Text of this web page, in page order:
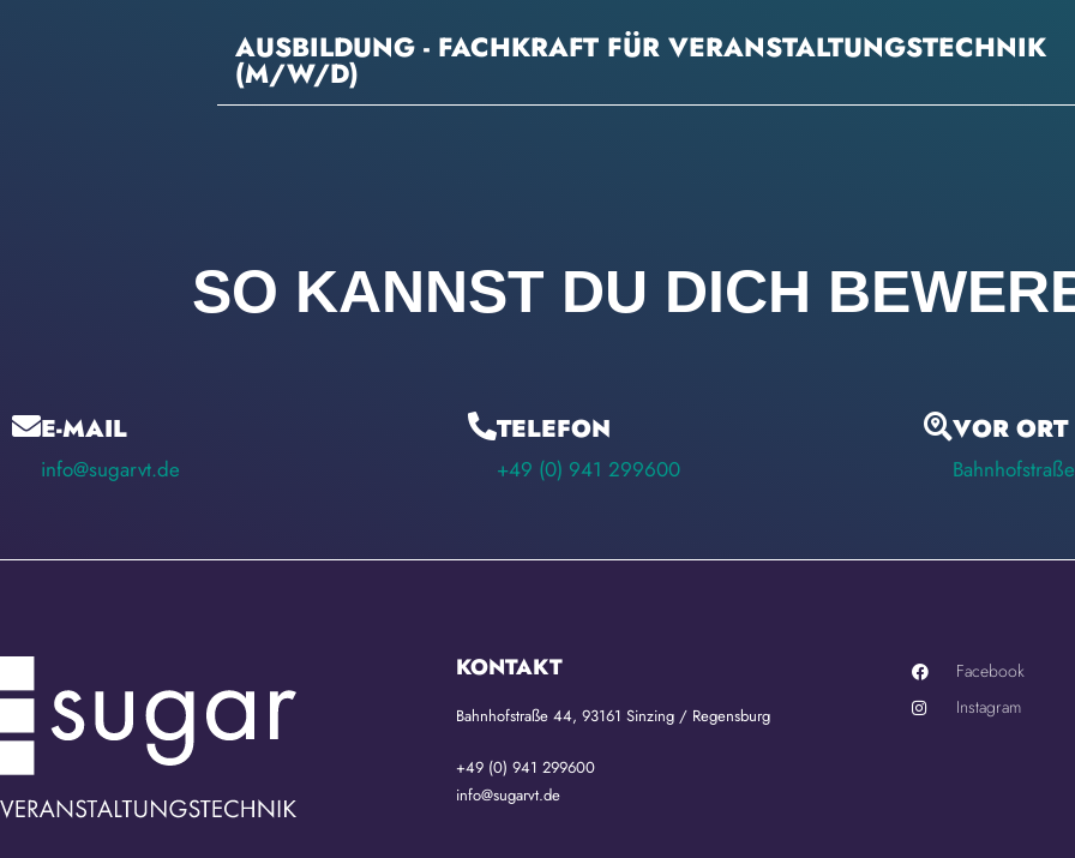
AUSBILDUNG - FACHKRAFT FÜR VERANSTALTUNGSTECHNIK
(M/W/D)
SO KANNST DU DICH
E-MAIL
info@sugarvt.de
TELEFON
+49 (0) 941 299600
VOR ORT
KONTAKT
Bahnhofstraße 44, 93161 Sinzing / Regensburg
+49 (0) 941 299600
info@sugarvt.de
Facebook
Instagram